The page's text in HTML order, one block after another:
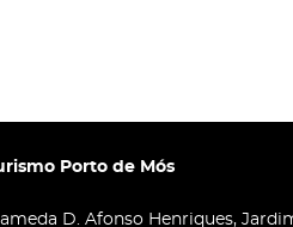
Porto de Mós
D. Afonso Henriques,